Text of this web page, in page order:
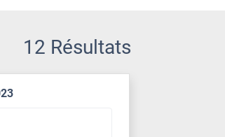
12 Résultats